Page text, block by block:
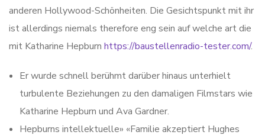
anderen Hollywood-Schönheiten. Die Gesichtspunkt mit ihr
ist allerdings niemals therefore eng sein auf welche art die
mit Katharine Hepburn https://baustellenradio-tester.com/.
Er wurde schnell berühmt darüber hinaus unterhielt
turbulente Beziehungen zu den damaligen Filmstars wie
Katharine Hepburn und Ava Gardner.
Hepburns intellektuelle» «Familie akzeptiert Hughes